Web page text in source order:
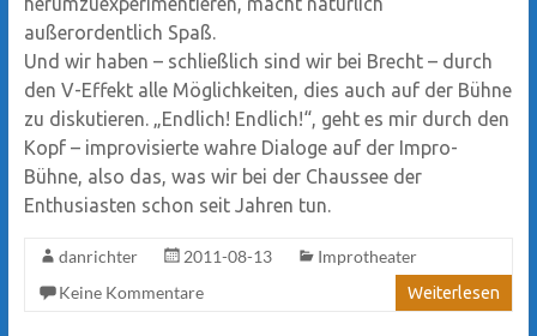
außerordentlich Spaß.
Und wir haben – schließlich sind wir bei Brecht – durch
den V-Effekt alle Möglichkeiten, dies auch auf der Bühne
zu diskutieren. „Endlich! Endlich!“, geht es mir durch den
Kopf – improvisierte wahre Dialoge auf der Impro-
Bühne, also das, was wir bei der Chaussee der
Enthusiasten schon seit Jahren tun.
danrichter 2011-08-13
Improtheater
Keine Kommentare
Weiterlesen